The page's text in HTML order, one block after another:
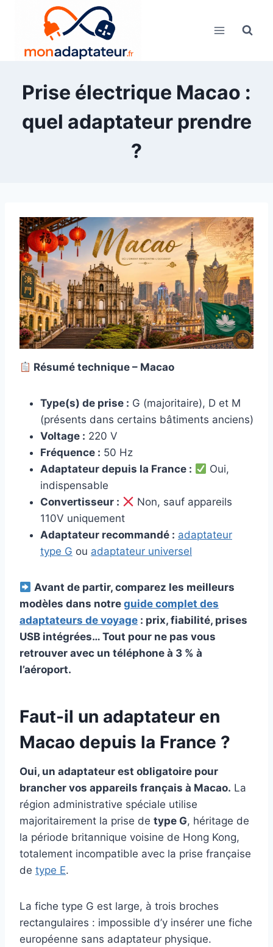
Prise électrique Macao :
quel adaptateur prendre
?
Résumé technique – Macao
Type(s) de prise : G (majoritaire), D et M
(présents dans certains bâtiments anciens)
Voltage : 220 V
Fréquence : 50 Hz
Adaptateur depuis la France :
Oui,
indispensable
Convertisseur :
Non, sauf appareils
110V uniquement
Adaptateur recommandé : adaptateur
type G ou adaptateur universel
Avant de partir, comparez les meilleurs
modèles dans notre guide complet des
adaptateurs de voyage : prix, fiabilité, prises
USB intégrées… Tout pour ne pas vous
retrouver avec un téléphone à 3 % à
l’aéroport.
Faut-il un adaptateur en
Macao depuis la France ?
Oui, un adaptateur est obligatoire pour
brancher vos appareils français à Macao. La
région administrative spéciale utilise
majoritairement la prise de type G, héritage de
la période britannique voisine de Hong Kong,
totalement incompatible avec la prise française
de type E.
La fiche type G est large, à trois broches
rectangulaires : impossible d’y insérer une fiche
européenne sans adaptateur physique.